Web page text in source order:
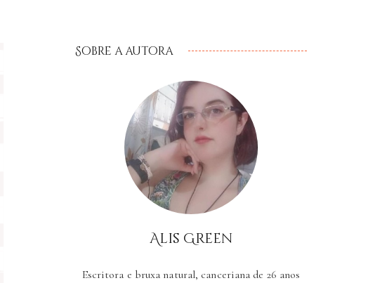
Sobre a autora
Alis Green
Escritora e bruxa natural, canceriana de 26 anos